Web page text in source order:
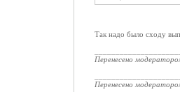
Так надо было сходу
Перенесено
Перенесено